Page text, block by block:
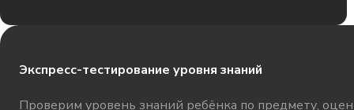
Экспресс-тестирование уровня знаний
Проверим уровень знаний ребёнка по предмету,